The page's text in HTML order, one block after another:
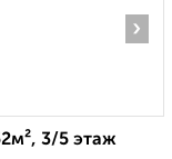
›
3/5 этаж